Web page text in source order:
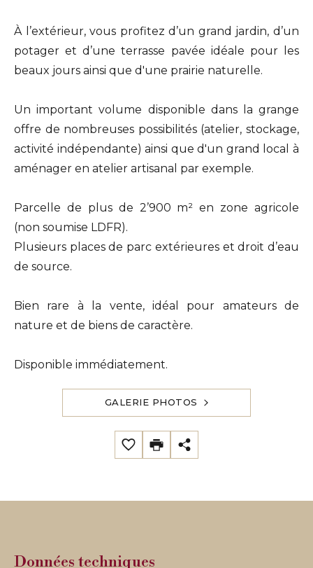
À l’extérieur, vous profitez d’un grand jardin, d’un
potager et d’une terrasse pavée idéale pour les
beaux jours ainsi que d'une prairie naturelle.
Un important volume disponible dans la grange
offre de nombreuses possibilités (atelier, stockage,
activité indépendante) ainsi que d'un grand local à
aménager en atelier artisanal par exemple.
Parcelle de plus de 2’900 m² en zone agricole
(non soumise LDFR).
Plusieurs places de parc extérieures et droit d’eau
de source.
Bien rare à la vente, idéal pour amateurs de
nature et de biens de caractère.
Disponible immédiatement.
GALERIE PHOTOS
Données techniques